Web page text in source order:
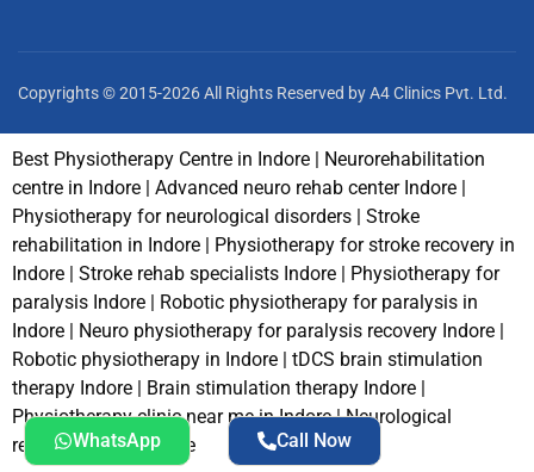
Copyrights © 2015-2026 All Rights Reserved by A4 Clinics Pvt. Ltd.
Best Physiotherapy Centre in Indore | Neurorehabilitation
centre in Indore | Advanced neuro rehab center Indore |
Physiotherapy for neurological disorders | Stroke
rehabilitation in Indore | Physiotherapy for stroke recovery in
Indore | Stroke rehab specialists Indore | Physiotherapy for
paralysis Indore | Robotic physiotherapy for paralysis in
Indore | Neuro physiotherapy for paralysis recovery Indore |
Robotic physiotherapy in Indore | tDCS brain stimulation
therapy Indore | Brain stimulation therapy Indore |
Physiotherapy clinic near me in Indore | Neurological
rehabilitation near me
WhatsApp Call Now